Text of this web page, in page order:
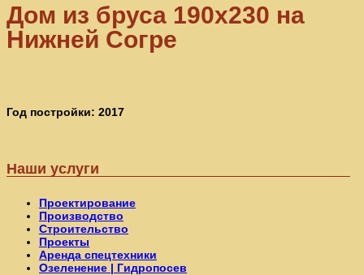
Дом из бруса 190х230 на
Нижней Согре
Год постройки: 2017
Наши услуги
Проектирование
Производство
Строительство
Проекты
Аренда спецтехники
Озеленение | Гидропосев